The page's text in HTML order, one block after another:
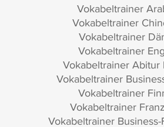
Vokabeltrainer
Vokabeltrainer
Vokabeltrainer
Vokabeltrainer
Vokabeltrainer Abitur
Vokabeltrainer
Vokabeltrainer
Vokabeltrainer
Vokabeltrainer